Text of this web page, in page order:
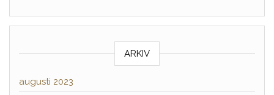
ARKIV
augusti 2023